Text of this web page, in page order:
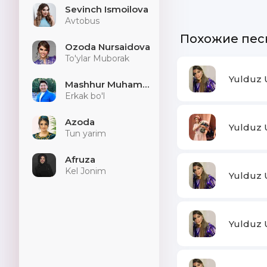
Sevinch Ismoilova
Avtobus
Ozoda Nursaidova
To'ylar Muborak
Mashhur Muhammad
Erkak bo'l
Azoda
Tun yarim
Afruza
Kel Jonim
Похожие
Yulduz
Yulduz
Yulduz
Yulduz